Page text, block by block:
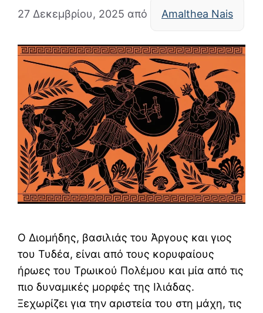
27 Δεκεμβρίου, 2025 από Amalthea Nais
Ο Διομήδης, βασιλιάς του Άργους και γιος
του Τυδέα, είναι από τους κορυφαίους
ήρωες του Τρωικού Πολέμου και μία από τις
πιο δυναμικές μορφές της Ιλιάδας.
Ξεχωρίζει για την αριστεία του στη μάχη, τις